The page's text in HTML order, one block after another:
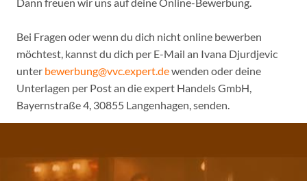
Bei Fragen oder wenn du dich nicht online bewerben
möchtest, kannst du dich per E-Mail an Ivana Djurdjevic
unter bewerbung@vvc.expert.dewenden oder deine
Unterlagen per Post an die expert Handels GmbH,
Bayernstraße 4, 30855 Langenhagen, senden.